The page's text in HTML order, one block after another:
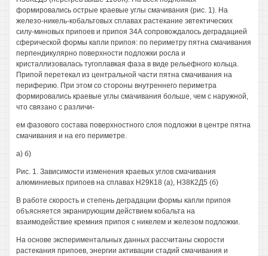
формировались острые краевые углы смачивания (рис. 1). На
железо-никель-кобальтовых сплавах растекание эвтектических
силу-миновых припоев и припоя 34А сопровождалось деградацией
сферической формы капли припоя: по периметру пятна смачивания
перпендикулярно поверхности подложки росла и
кристаллизовалась тугоплавкая фаза в виде рельефного кольца.
Припой перетекал из центральной части пятна смачивания на
периферию. При этом со стороны внутреннего периметра
формировались краевые углы смачивания больше, чем с наружной,
что связано с различи-
ем фазового состава поверхностного слоя подложки в центре пятна
смачивания и на его периметре.
а) б)
Рис. 1. Зависимости изменения краевых углов смачивания
алюминиевых припоев на сплавах Н29К18 (а), Н38К2Д5 (б)
В работе скорость и степень деградации формы капли припоя
объясняется экранирующим действием кобальта на
взаимодействие кремния припоя с никелем и железом подложки.
На основе экспериментальных данных рассчитаны скорости
растекания припоев, энергии активации стадий смачивания и